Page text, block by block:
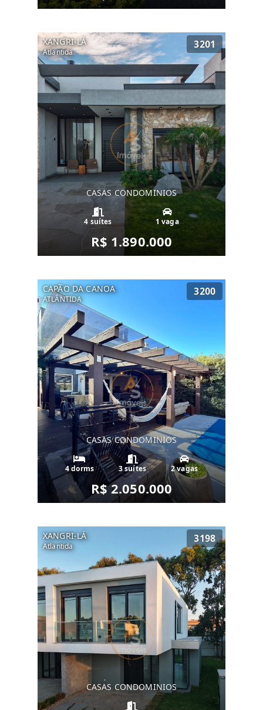
XANGRI-LÁ
Atlantida
3201
CASAS CONDOMINIOS
4 suítes 1 vaga
R$ 1.890.000
CAPÃO DA CANOA
ATLÂNTIDA
3200
CASAS CONDOMINIOS
4 dorms 3 suítes 2 vagas
R$ 2.050.000
XANGRI-LÁ
Atlantida
3198
CASAS CONDOMINIOS